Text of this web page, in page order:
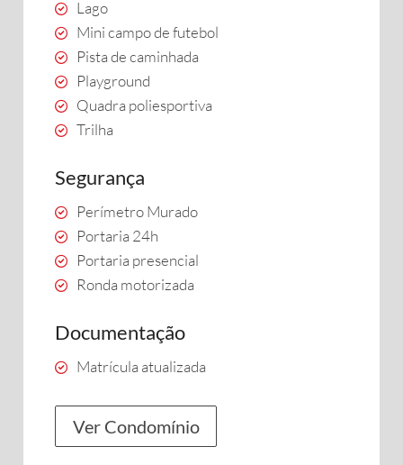
Lago
Mini campo de futebol
Pista de caminhada
Playground
Quadra poliesportiva
Trilha
Segurança
Perímetro Murado
Portaria 24h
Portaria presencial
Ronda motorizada
Documentação
Matrícula atualizada
Ver Condomínio